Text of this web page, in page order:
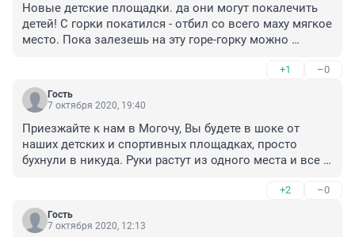
Новые детские площадки. да они могут покалечить
детей! С горки покатился - отбил со всего маху мягкое
место. Пока залезешь на эту горе-горку можно
площадки. Старые горки были куда безопаснее.
+1 –0
Гость
7 октября 2020, 19:40
Приезжайте к нам в Могочу, Вы будете в шоке от
наших детских и спортивных площадках, просто
бухнули в никуда. Руки растут из одного места и все
+2 –0
Гость
7 октября 2020, 12:13